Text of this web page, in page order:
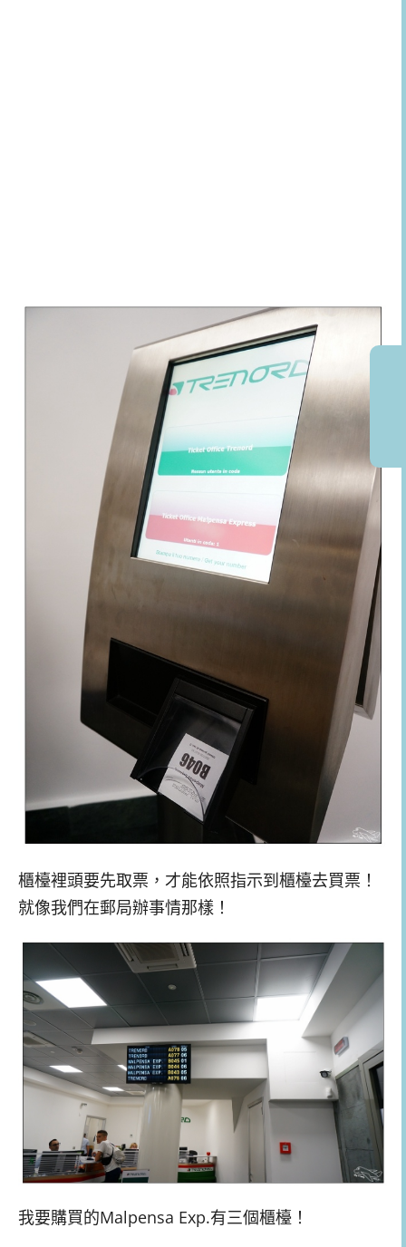
櫃檯裡頭要先取票，才能依照指示到櫃檯去買票！
就像我們在郵局辦事情那樣！
我要購買的Malpensa Exp.有三個櫃檯！